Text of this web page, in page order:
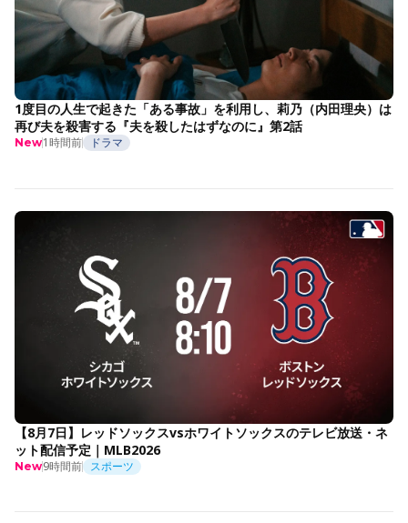
1度目の人生で起きた「ある事故」を利用し、莉乃（内田理央）は
再び夫を殺害する『夫を殺したはずなのに』第2話
New1時間前 ドラマ
【8月7日】レッドソックスvsホワイトソックスのテレビ放送・ネ
ット配信予定｜MLB2026
New9時間前 スポーツ